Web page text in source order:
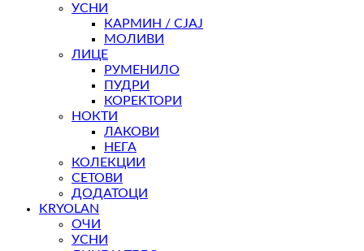
УСНИ
КАРМИН / СЈАЈ
МОЛИВИ
ЛИЦЕ
РУМЕНИЛО
ПУДРИ
КОРЕКТОРИ
НОКТИ
ЛАКОВИ
НЕГА
КОЛЕКЦИИ
СЕТОВИ
ДОДАТОЦИ
KRYOLAN
ОЧИ
УСНИ